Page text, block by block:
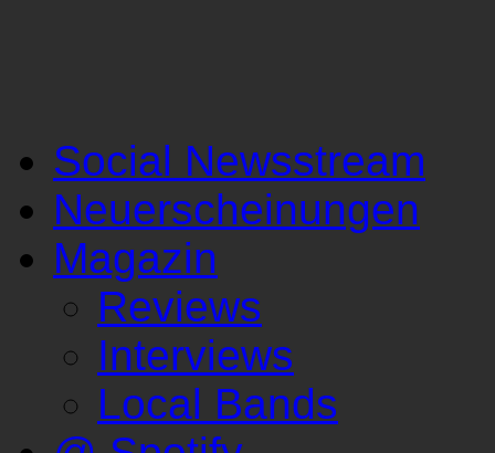
Social Newsstream
Neuerscheinungen
Magazin
Reviews
Interviews
Local Bands